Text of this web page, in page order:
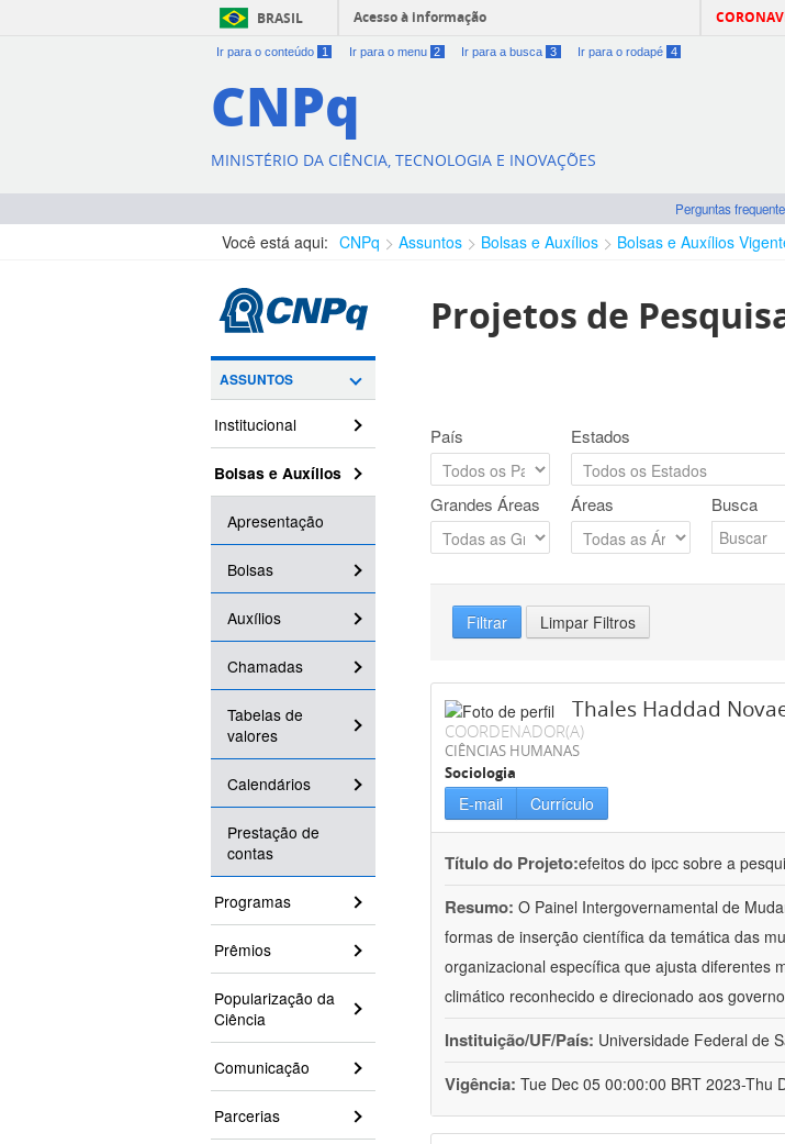
BRASIL Acesso à informação
Ir para o conteúdo 1 Ir para o menu 2 Ir para a busca 3 Ir para o rodapé 4
CNPq
MINISTÉRIO DA CIÊNCIA, TECNOLOGIA E INOVAÇÕES
Perguntas
Você está aqui: CNPq Assuntos Bolsas e Auxílios Bolsas e Auxílios
ASSUNTOS
Institucional
Bolsas e Auxílios
Apresentação
Bolsas
Auxílios
Chamadas
Tabelas de
valores
Calendários
Prestação de
contas
Programas
Prêmios
Popularização da
Ciência
Comunicação
Parcerias
Projetos de
País Estados
Grandes Áreas Áreas Busca
Filtrar Limpar Filtros
Thales Haddad
COORDENADOR(A)
CIÊNCIAS HUMANAS
Sociologia
E-mail Currículo
Título do Projeto:efeitos do ipcc sobre a
Resumo: O Painel Intergovernamental de
formas de inserção científica da temática das
organizacional específica que ajusta diferentes
climático reconhecido e direcionado aos
Instituição/UF/País: Universidade Federal de
Vigência: Tue Dec 05 00:00:00 BRT 2023-Thu